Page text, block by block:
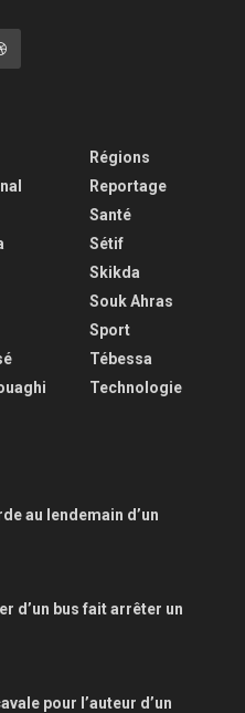
Régions
Reportage
Santé
Sétif
Skikda
Souk Ahras
Sport
Tébessa
Technologie
au lendemain d’un
d’un bus fait arrêter un
pour l’auteur d’un